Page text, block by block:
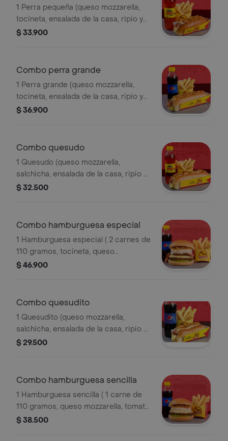
1 Perra pequeña (queso mozzarella,
tocineta, ensalada de la casa, ripio y
salsas). acompañado de papas a la
$ 33.900
Combo perra grande
1 Perra grande (queso mozzarella,
tocineta, ensalada de la casa, ripio y
salsas). acompañado de papas a la
$ 36.900
Combo quesudo
1 Quesudo (queso mozzarella,
salchicha, ensalada de la casa, ripio y
salsas). acompañado de papas a la
$ 32.500
Combo hamburguesa especial
1 Hamburguesa especial ( 2 carnes de
110 gramos, tocineta, queso
mozzarella, tomate y salsas).
$ 46.900
Combo quesudito
1 Quesudito (queso mozzarella,
salchicha, ensalada de la casa, ripio y
salsas). acompañado de papas a la
$ 29.500
Combo hamburguesa sencilla
1 Hamburguesa sencilla ( 1 carne de
110 gramos, queso mozzarella, tomate
y salsas). acompañado de papas a la
$ 38.500